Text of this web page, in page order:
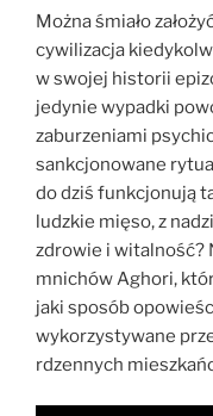
Można śmiało
cywilizacja
w swojej historii
jedynie wypadki
zaburzeniami
sankcjonowane
do dziś funkcjonują
ludzkie mięso, z
zdrowie i witalność?
mnichów Aghori,
jaki sposób
wykorzystywane
rdzennych